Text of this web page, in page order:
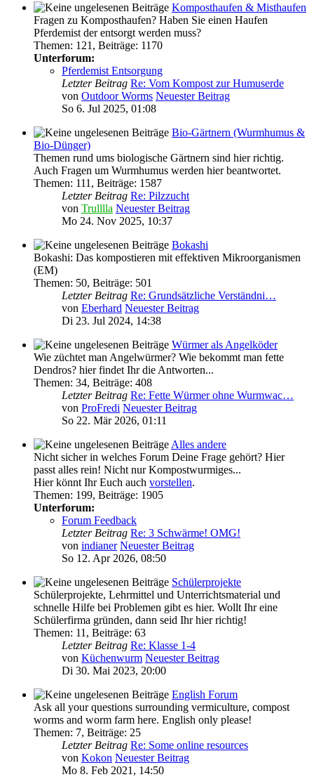
Komposthaufen & Misthaufen
Fragen zu Komposthaufen? Haben Sie einen Haufen
Pferdemist der entsorgt werden muss?
Themen: 121 , Beiträge: 1170
Unterforum:
Pferdemist Entsorgung
Letzter Beitrag Re: Vom Kompost zur Humuserde
von Outdoor Worms Neuester Beitrag
So 6. Jul 2025, 01:08
Bio-Gärtnern (Wurmhumus &
Bio-Dünger)
Themen rund ums biologische Gärtnern sind hier richtig.
Auch Fragen um Wurmhumus werden hier beantwortet.
Themen: 111 , Beiträge: 1587
Letzter Beitrag Re: Pilzzucht
von Trulllla Neuester Beitrag
Mo 24. Nov 2025, 10:37
Bokashi
Bokashi: Das kompostieren mit effektiven Mikroorganismen
(EM)
Themen: 50, Beiträge: 501
Letzter Beitrag Re: Grundsätzliche Verständni…
von Eberhard Neuester Beitrag
Di 23. Jul 2024, 14:38
Würmer als Angelköder
Wie züchtet man Angelwürmer? Wie bekommt man fette
Dendros? hier findet Ihr die Antworten...
Themen: 34, Beiträge: 408
Letzter Beitrag Re: Fette Würmer ohne Wurmwac…
von ProFredi Neuester Beitrag
So 22. Mär 2026, 01:11
Alles andere
Nicht sicher in welches Forum Deine Frage gehört? Hier
passt alles rein! Nicht nur Kompostwurmiges...
Hier könnt Ihr Euch auch vorstellen.
Themen: 199, Beiträge: 1905
Unterforum:
Forum Feedback
Letzter Beitrag Re: 3 Schwärme! OMG!
von indianer Neuester Beitrag
So 12. Apr 2026, 08:50
Schülerprojekte
Schülerprojekte, Lehrmittel und Unterrichtsmaterial und
schnelle Hilfe bei Problemen gibt es hier. Wollt Ihr eine
Schülerfirma gründen, dann seid Ihr hier richtig!
Themen: 11 , Beiträge: 63
Letzter Beitrag Re: Klasse 1-4
von Küchenwurm Neuester Beitrag
Di 30. Mai 2023, 20:00
English Forum
Ask all your questions surrounding vermiculture, compost
worms and worm farm here. English only please!
Themen: 7, Beiträge: 25
Letzter Beitrag Re: Some online resources
von Kokon Neuester Beitrag
Mo 8. Feb 2021, 14:50